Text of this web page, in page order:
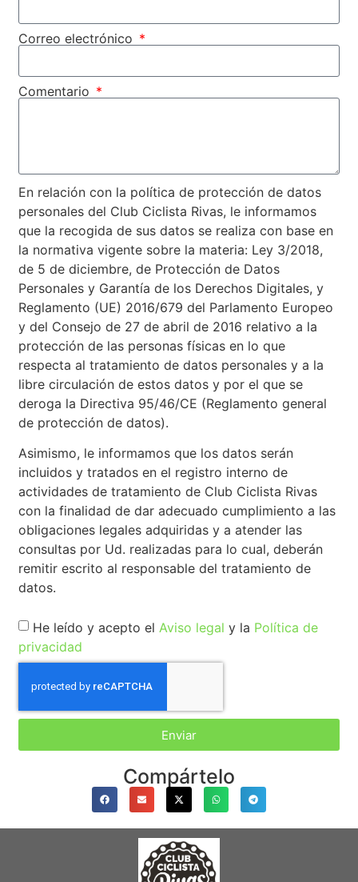
Correo electrónico
Comentario
En relación con la política de protección de datos
personales del Club Ciclista Rivas, le informamos
que la recogida de sus datos se realiza con base en
la normativa vigente sobre la materia: Ley 3/2018,
de 5 de diciembre, de Protección de Datos
Personales y Garantía de los Derechos Digitales, y
Reglamento (UE) 2016/679 del Parlamento Europeo
y del Consejo de 27 de abril de 2016 relativo a la
protección de las personas físicas en lo que
respecta al tratamiento de datos personales y a la
libre circulación de estos datos y por el que se
deroga la Directiva 95/46/CE (Reglamento general
de protección de datos).
Asimismo, le informamos que los datos serán
incluidos y tratados en el registro interno de
actividades de tratamiento de Club Ciclista Rivas
con la finalidad de dar adecuado cumplimiento a las
obligaciones legales adquiridas y a atender las
consultas por Ud. realizadas para lo cual, deberán
remitir escrito al responsable del tratamiento de
datos.
He leído y acepto el Aviso legal y la Política de
privacidad
Enviar
Compártelo